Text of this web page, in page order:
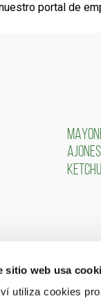
sitio web usa
utiliza cookies
portal de